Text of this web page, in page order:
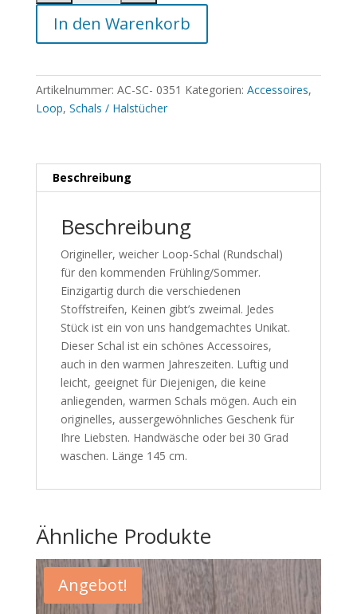
In den Warenkorb
Artikelnummer: AC-SC- 0351 Kategorien: Accessoires,
Loop, Schals / Halstücher
Beschreibung
Beschreibung
Origineller, weicher Loop-Schal (Rundschal)
für den kommenden Frühling/Sommer.
Einzigartig durch die verschiedenen
Stoffstreifen, Keinen gibt’s zweimal. Jedes
Stück ist ein von uns handgemachtes Unikat.
Dieser Schal ist ein schönes Accessoires,
auch in den warmen Jahreszeiten. Luftig und
leicht, geeignet für Diejenigen, die keine
anliegenden, warmen Schals mögen. Auch ein
originelles, aussergewöhnliches Geschenk für
Ihre Liebsten. Handwäsche oder bei 30 Grad
waschen. Länge 145 cm.
Ähnliche Produkte
Angebot!